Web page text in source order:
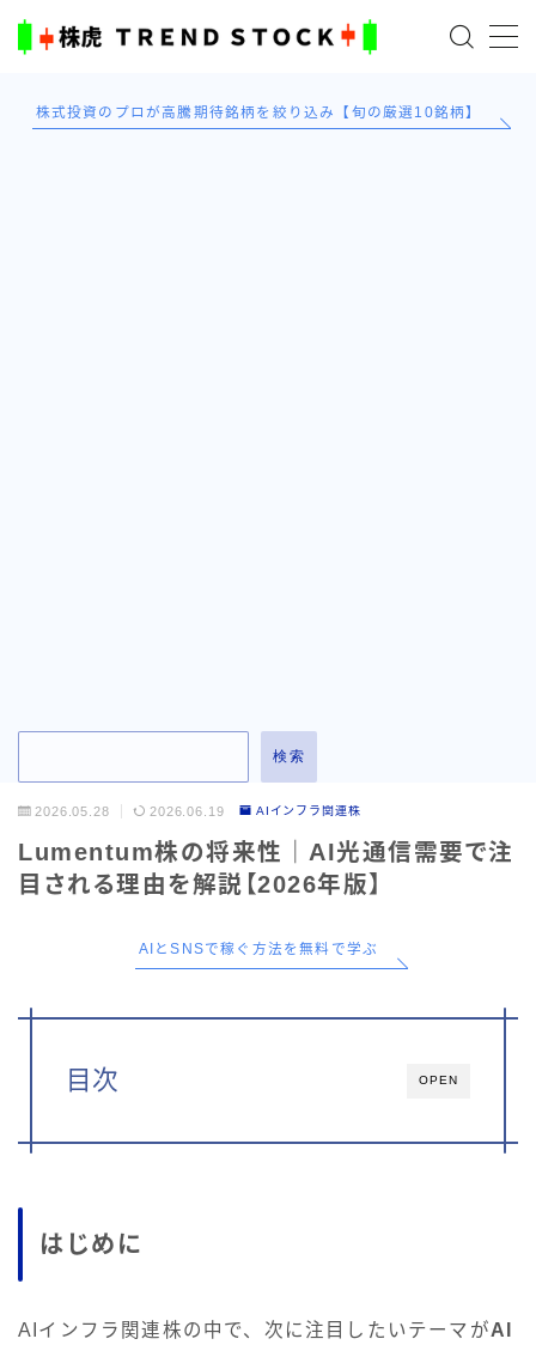
株式投資のプロが高騰期待銘柄を絞り込み【旬の厳選10銘柄】
検索
2026.05.28 2026.06.19 AIインフラ関連株
Lumentum株の将来性｜AI光通信需要で注
目される理由を解説【2026年版】
AIとSNSで稼ぐ方法を無料で学ぶ
OPEN
目次
はじめに
AIインフラ関連株の中で、次に注目したいテーマがAI